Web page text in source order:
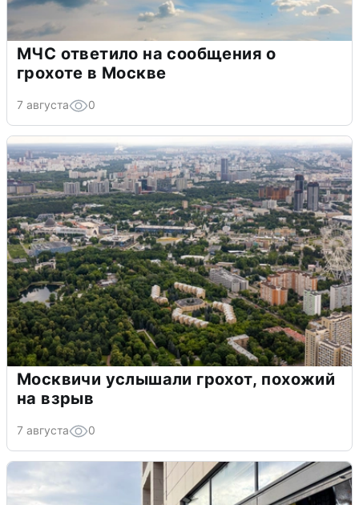
МЧС ответило на сообщения о
грохоте в Москве
7 августа 0
Москвичи услышали грохот, похожий
на взрыв
7 августа 0